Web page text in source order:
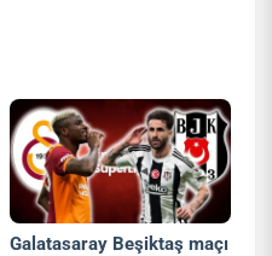
Galatasaray Beşiktaş maçı